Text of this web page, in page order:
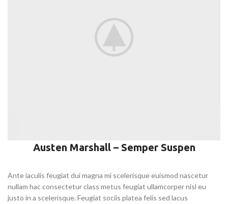
Austen Marshall – Semper Suspen
Ante iaculis feugiat dui magna mi scelerisque euismod nascetur
nullam hac consectetur class metus feugiat ullamcorper nisl eu
justo in a scelerisque. Feugiat sociis platea felis sed lacus